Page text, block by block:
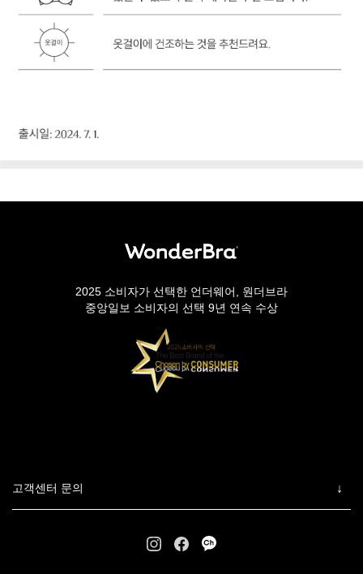
2025 소비자가 선택한 언더웨어, 원더브라
중앙일보 소비자의 선택 9년 연속 수상
고객센터 문의